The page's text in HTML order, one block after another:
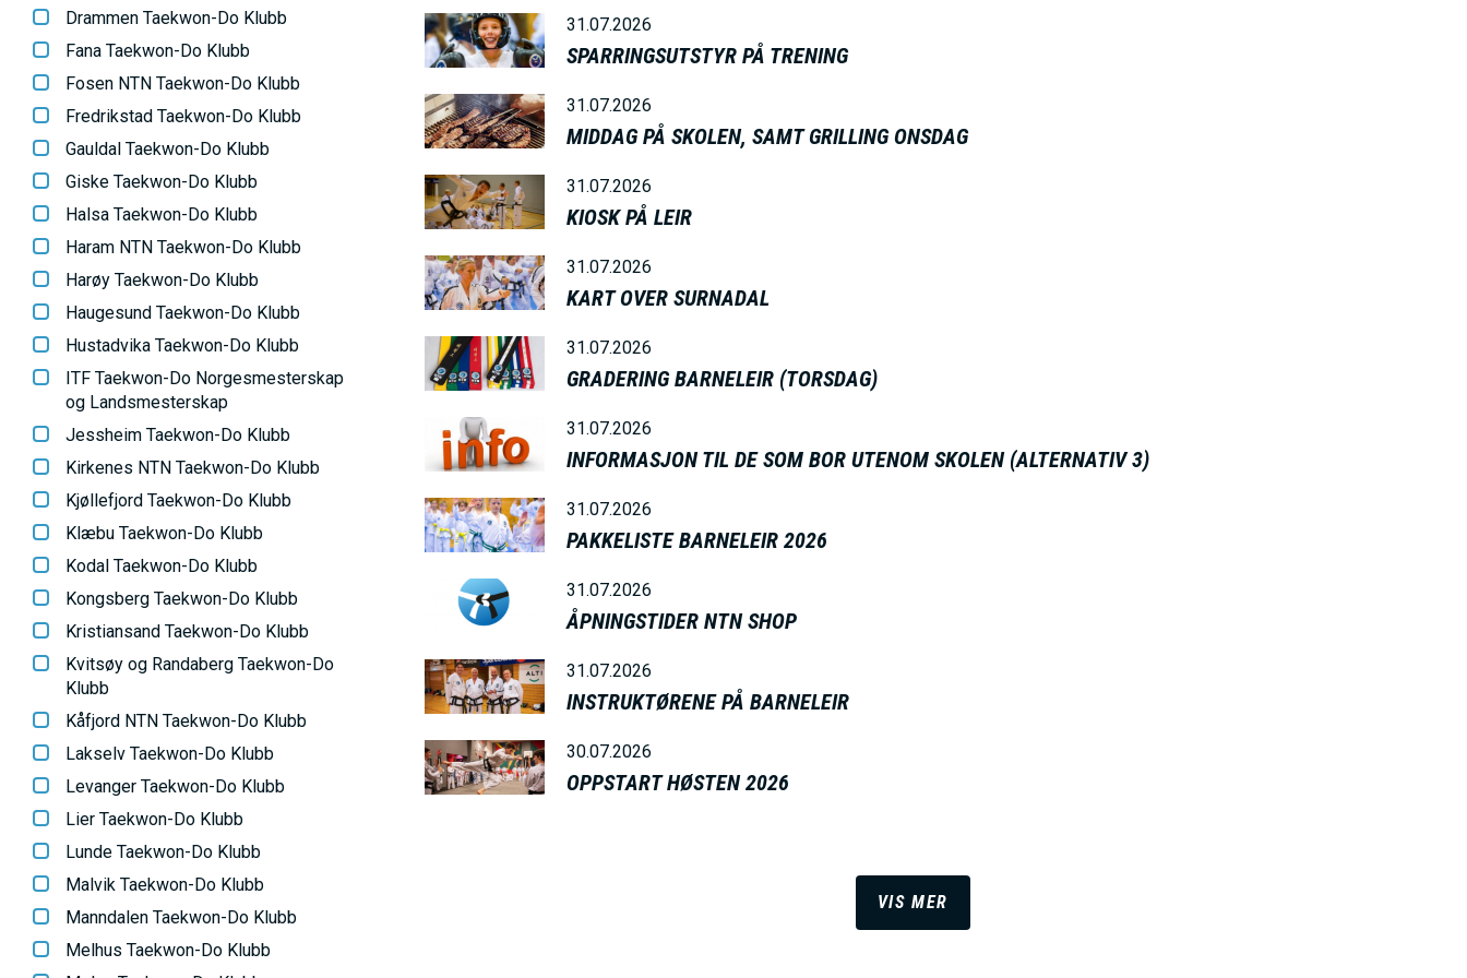
V
E
D
O
M
A
N
M
N
U
Drammen Taekwon-Do Klubb
Fana Taekwon-Do Klubb
Fosen NTN Taekwon-Do Klubb
Fredrikstad Taekwon-Do Klubb
Gauldal Taekwon-Do Klubb
Giske Taekwon-Do Klubb
Halsa Taekwon-Do Klubb
Haram NTN Taekwon-Do Klubb
Harøy Taekwon-Do Klubb
Haugesund Taekwon-Do Klubb
Hustadvika Taekwon-Do Klubb
ITF Taekwon-Do Norgesmesterskap
og Landsmesterskap
Jessheim Taekwon-Do Klubb
Kirkenes NTN Taekwon-Do Klubb
Kjøllefjord Taekwon-Do Klubb
Klæbu Taekwon-Do Klubb
Kodal Taekwon-Do Klubb
Kongsberg Taekwon-Do Klubb
Kristiansand Taekwon-Do Klubb
Kvitsøy og Randaberg Taekwon-Do
Klubb
Kåfjord NTN Taekwon-Do Klubb
Lakselv Taekwon-Do Klubb
Levanger Taekwon-Do Klubb
Lier Taekwon-Do Klubb
Lunde Taekwon-Do Klubb
Malvik Taekwon-Do Klubb
Manndalen Taekwon-Do Klubb
Melhus Taekwon-Do Klubb
l
d
B
i
l
d
31.07.2026
SPARRINGSUTSTYR PÅ TRENING
B
i
l
d
31.07.2026
MIDDAG PÅ SKOLEN, SAMT GRILLING ONSDAG
B
i
l
d
31.07.2026
KIOSK PÅ LEIR
B
i
l
d
31.07.2026
KART OVER SURNADAL
i
31.07.2026
GRADERING BARNELEIR (TORSDAG)
l
d
31.07.2026
INFORMASJON TIL DE SOM BOR UTENOM SKOLEN (ALTERNATIV 3)
B
i
31.07.2026
PAKKELISTE BARNELEIR 2026
l
d
31.07.2026
ÅPNINGSTIDER NTN SHOP
B
i
l
d
31.07.2026
INSTRUKTØRENE PÅ BARNELEIR
B
i
30.07.2026
OPPSTART HØSTEN 2026
VIS MER